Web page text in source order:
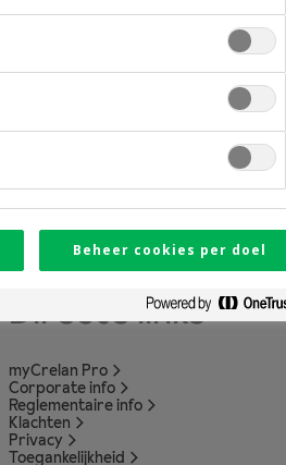
Directe links
myCrelan Pro
Corporate info
Reglementaire info
Klachten
Privacy
Toegankelijkheid
Beheer cookies per doel